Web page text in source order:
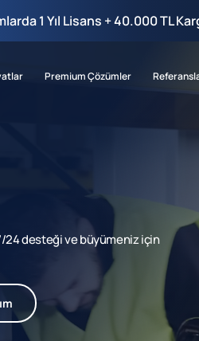
1 Yıl Lisans + 40.000 TL
Premium Çözümler
24 desteği ve büyümeniz için